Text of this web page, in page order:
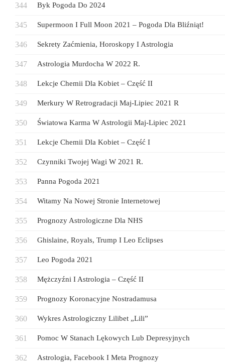
Byk Pogoda Do 2024
Supermoon I Full Moon 2021 – Pogoda Dla Bliźniąt!
Sekrety Zaćmienia, Horoskopy I Astrologia
Astrologia Murdocha W 2022 R.
Lekcje Chemii Dla Kobiet – Część II
Merkury W Retrogradacji Maj-Lipiec 2021 R
Światowa Karma W Astrologii Maj-Lipiec 2021
Lekcje Chemii Dla Kobiet – Część I
Czynniki Twojej Wagi W 2021 R.
Panna Pogoda 2021
Witamy Na Nowej Stronie Internetowej
Prognozy Astrologiczne Dla NHS
Ghislaine, Royals, Trump I Leo Eclipses
Leo Pogoda 2021
Mężczyźni I Astrologia – Część II
Prognozy Koronacyjne Nostradamusa
Wykres Astrologiczny Lilibet „Lili”
Pomoc W Stanach Lękowych Lub Depresyjnych
Astrologia, Facebook I Meta Prognozy